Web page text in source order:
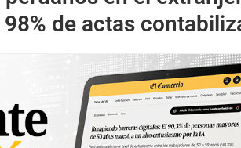
de actas